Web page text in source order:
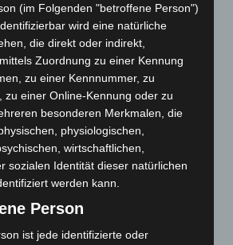
der MHH:
aussichtslose Fälle
und Teil des
Center (CCC) bietet die MHH
Krebserkrankungen spezialisierte
überregionales Comprehensive
komplizierte Fälle zu begutachten.
Frau Viehmeier zeigt, welche
(im Folgenden "betroffene Person")
wird eine natürliche
die direkt oder indirekt,
Zuordnung zu einer Kennung
zu einer Kennnummer, zu
zu einer Online-Kennung oder zu
besonderen Merkmalen, die
physiologischen,
wirtschaftlichen,
sozialen Identität dieser natürlichen
werden kann.
Person
ist jede identifizierte oder